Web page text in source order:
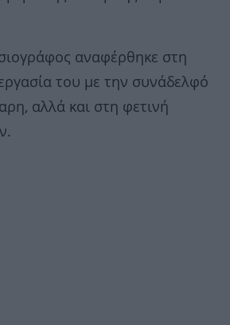
αναφέρθηκε στη
του με την συνάδελφό
αλλά και στη φετινή